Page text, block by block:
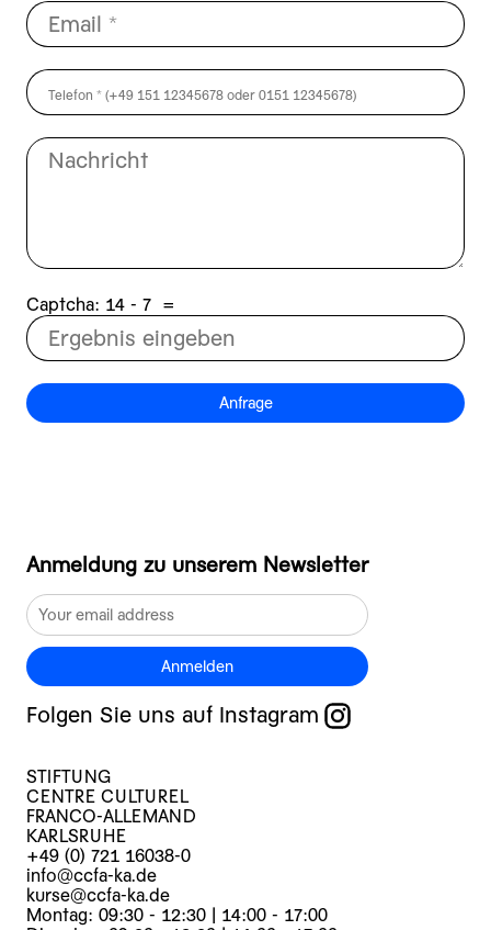
Captcha: 7 - 41 =
Anfrage
Anmeldung zu unserem Newsletter
Anmelden
Folgen Sie uns auf Instagram
STIFTUNG
CENTRE CULTUREL
FRANCO-ALLEMAND
KARLSRUHE
+49 (0) 721 16038-0
info@ccfa-ka.de
kurse@ccfa-ka.de
Montag: 09:30 - 12:30 | 14:00 - 17:00